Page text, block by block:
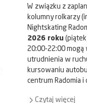
W związku z
kolumny rolkarzy
Nightskating
2026 roku
20:00-22:00 mogą
utrudnienia w
kursowaniu
centrum Radomia i
Czytaj więcej